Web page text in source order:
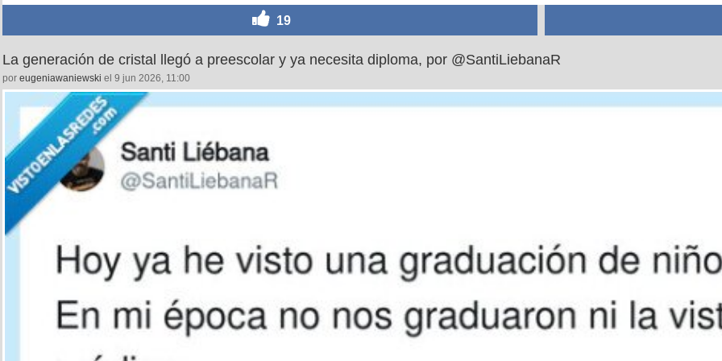
19
La generación de cristal llegó a preescolar y ya necesita diploma, por @SantiLiebanaR
por eugeniawaniewski el 9 jun 2026, 11:00